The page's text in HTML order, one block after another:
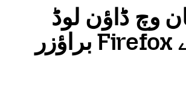
وچ ڈاؤن لوڈ
کرݨ کیتے Firefox براؤزر